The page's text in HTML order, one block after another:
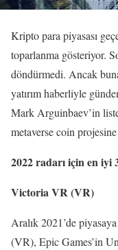
Kripto para piyasası
toparlanma gösteriyor.
döndürmedi. Ancak
yatırım haberliyle
Mark Arguinbaev’in
metaverse coin
2022 radarı için en iyi
Victoria VR (VR)
Aralık 2021’de
(VR), Epic Games’in